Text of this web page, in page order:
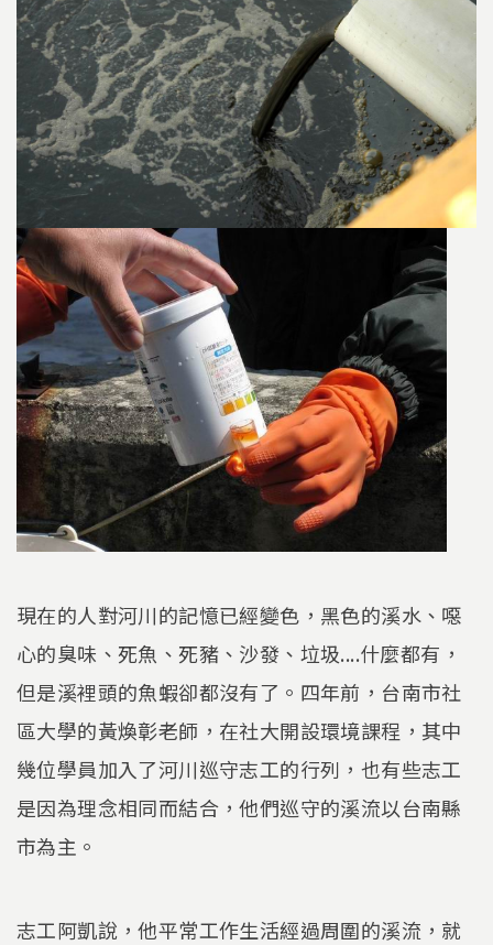
現在的人對河川的記憶已經變色，黑色的溪水、噁
心的臭味、死魚、死豬、沙發、垃圾....什麼都有，
但是溪裡頭的魚蝦卻都沒有了。四年前，台南市社
區大學的黃煥彰老師，在社大開設環境課程，其中
幾位學員加入了河川巡守志工的行列，也有些志工
是因為理念相同而結合，他們巡守的溪流以台南縣
市為主。
志工阿凱說，他平常工作生活經過周圍的溪流，就